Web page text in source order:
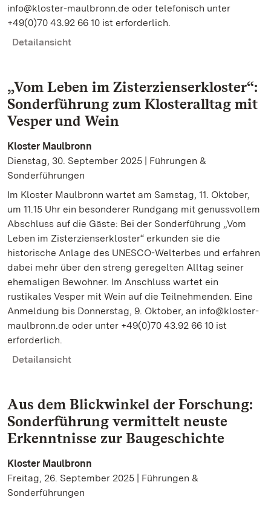
info@kloster-maulbronn.de oder telefonisch unter
+49(0)70 43.92 66 10 ist erforderlich.
Detailansicht
„Vom Leben im Zisterzienserkloster“:
Sonderführung zum Klosteralltag mit
Vesper und Wein
Kloster Maulbronn
Dienstag, 30. September 2025 | Führungen &
Sonderführungen
Im Kloster Maulbronn wartet am Samstag, 11. Oktober,
um 11.15 Uhr ein besonderer Rundgang mit genussvollem
Abschluss auf die Gäste: Bei der Sonderführung „Vom
Leben im Zisterzienserkloster“ erkunden sie die
historische Anlage des UNESCO-Welterbes und erfahren
dabei mehr über den streng geregelten Alltag seiner
ehemaligen Bewohner. Im Anschluss wartet ein
rustikales Vesper mit Wein auf die Teilnehmenden. Eine
Anmeldung bis Donnerstag, 9. Oktober, an info@kloster-
maulbronn.de oder unter +49(0)70 43.92 66 10 ist
erforderlich.
Detailansicht
Aus dem Blickwinkel der Forschung:
Sonderführung vermittelt neuste
Erkenntnisse zur Baugeschichte
Kloster Maulbronn
Freitag, 26. September 2025 | Führungen &
Sonderführungen